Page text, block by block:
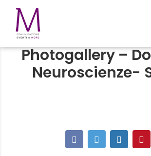
Photogallery –
Neuroscienze-